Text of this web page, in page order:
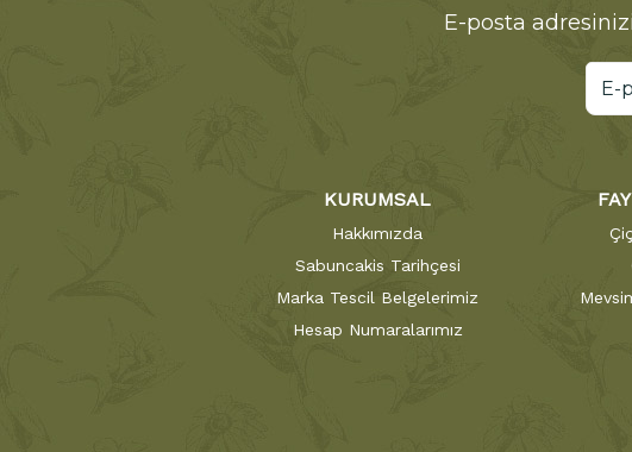
E-posta
KURUMSAL
Hakkımızda
Sabuncakis Tarihçesi
Marka Tescil Belgelerimiz
Hesap Numaralarımız